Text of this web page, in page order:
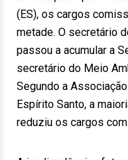
(ES), os cargos
metade. O secretário
passou a acumular a
secretário do Meio
Segundo a
Espírito Santo, a
reduziu os cargos